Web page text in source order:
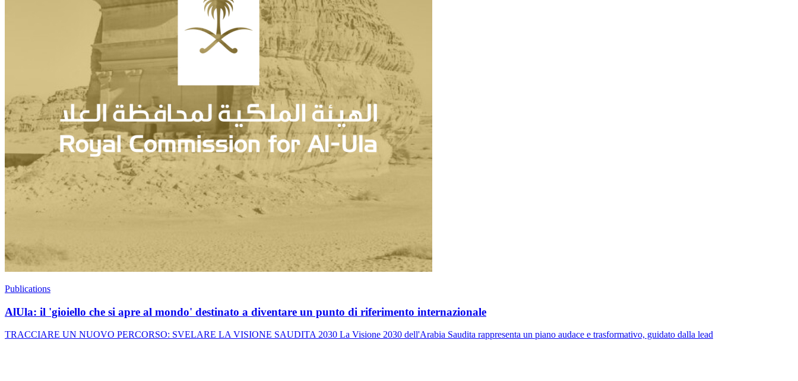
Publications
AlUla: il 'gioiello che si apre al mondo' destinato a diventare un punto di riferimento internazionale
TRACCIARE UN NUOVO PERCORSO: SVELARE LA VISIONE SAUDITA 2030 La Visione 2030 dell'Arabia Saudita rappresenta un piano audace e trasformativo, guidato dalla lead